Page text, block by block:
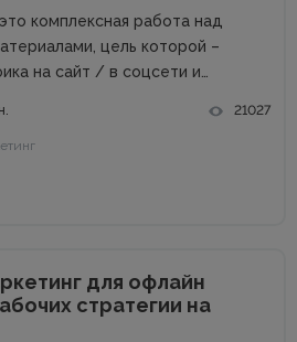
комплексная работа над
цель которой –
на сайт / в соцсети и
в сети много. А вот как быть
которые...
21027
для офлайн
стратегии на